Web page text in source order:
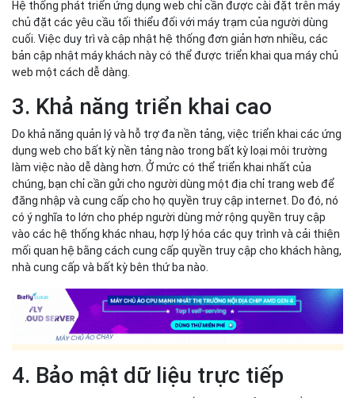
Hệ thống phát triển ứng dụng web chỉ cần được cài đặt trên máy
chủ đặt các yêu cầu tối thiểu đối với máy trạm của người dùng
cuối. Việc duy trì và cập nhật hệ thống đơn giản hơn nhiều, các
bản cập nhật máy khách này có thể được triển khai qua máy chủ
web một cách dễ dàng.
3. Khả năng triển khai cao
Do khả năng quản lý và hỗ trợ đa nền tảng, việc triển khai các ứng
dụng web cho bất kỳ nền tảng nào trong bất kỳ loại môi trường
làm việc nào dễ dàng hơn. Ở mức có thể triển khai nhất của
chúng, bạn chỉ cần gửi cho người dùng một địa chỉ trang web để
đăng nhập và cung cấp cho họ quyền truy cập internet. Do đó, nó
có ý nghĩa to lớn cho phép người dùng mở rộng quyền truy cập
vào các hệ thống khác nhau, hợp lý hóa các quy trình và cải thiện
mối quan hệ bằng cách cung cấp quyền truy cập cho khách hàng,
nhà cung cấp và bất kỳ bên thứ ba nào.
4. Bảo mật dữ liệu trực tiếp